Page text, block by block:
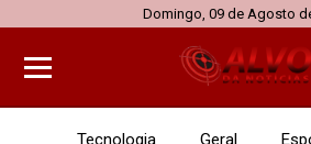
Domingo, 09 de Agosto
Tecnologia Geral